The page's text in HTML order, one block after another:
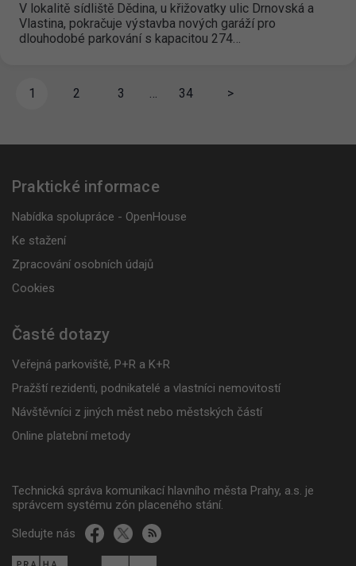
V lokalitě sídliště Dědina, u křižovatky ulic Drnovská a
Vlastina, pokračuje výstavba nových garáží pro
dlouhodobé parkování s kapacitou 274…
1 2 3 … 34 >
Praktické informace
Nabídka spolupráce - OpenHouse
Ke stažení
Zpracování osobních údajů
Cookies
Časté dotazy
Veřejná parkoviště, P+R a K+R
Pražští rezidenti, podnikatelé a vlastníci nemovitostí
Návštěvníci z jiných měst nebo městských částí
Online platební metody
Technická správa komunikací hlavního města Prahy, a.s. je
správcem systému zón placeného stání.
Sledujte nás